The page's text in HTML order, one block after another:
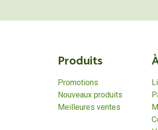
Produits
Promotions
Nouveaux produits
Meilleures ventes